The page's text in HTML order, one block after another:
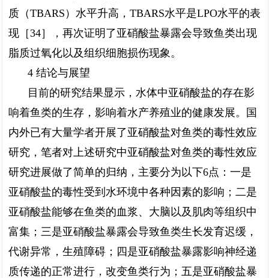
质（TBARS）水平升高，TBARS水平是LPO水平的表
现［34］，再次证明了亚硝酸盐暴露会导致鱼类出现
脂质过氧化以及组织细胞损伤现象。
4 结论与展望
目前的研究结果显示，水体中亚硝酸盐的存在影
响着鱼类的生存，影响着水产养殖业的健康发展。国
内外已有大量学者开展了亚硝酸盐对鱼类的毒性效应
研究，笔者对上述研究中亚硝酸盐对鱼类的毒性效应
研究进展做了简单的归纳，主要分为以下6点：一是
亚硝酸盐的毒性受到水环境中各种因素的影响；二是
亚硝酸盐能够在鱼类的血浆、大脑以及肌肉等组织中
富集；三是亚硝酸盐暴露会导致鱼类生长发育迟缓，
代谢异常，生殖障碍；四是亚硝酸盐暴露影响神经递
质传递的正常进行，改变鱼类行为；五是亚硝酸盐暴